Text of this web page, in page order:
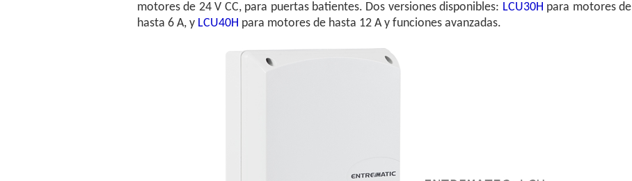
motores de 24 V CC, para puertas batientes. Dos versiones disponibles: LCU30H para motores de
hasta 6 A, y LCU40H para motores de hasta 12 A y funciones avanzadas.